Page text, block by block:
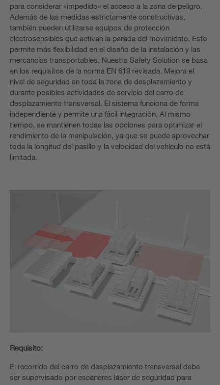
para considerar «impedido» el acceso a la zona de peligro.
Además de las medidas estrictamente constructivas,
también pueden utilizarse equipos de protección
electrosensibles que activan la parada del movimiento. Esto
permite más flexibilidad en el diseño de la instalación y las
mercancías transportables. Nuestra Safety Solution se basa
en los requisitos de la norma EN 619 revisada. Mejora el
nivel de seguridad en toda la zona de desplazamiento y
durante posibles actividades de servicio del carro de
desplazamiento transversal. El sistema funciona de forma
independiente y permite una fácil integración. Al mismo
tiempo, se mantienen todas las opciones para optimizar el
rendimiento de la manipulación, ya que se puede aprovechar
toda la longitud del pasillo y la velocidad del vehículo no está
limitada.
Requisito:
El recorrido del carro de desplazamiento transversal debe
ser supervisado por escáneres láser de seguridad para